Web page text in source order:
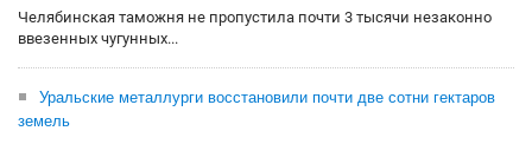
Челябинская таможня не пропустила почти 3 тысячи незаконно
ввезенных чугунных...
Уральские металлурги восстановили почти две сотни гектаров
земель